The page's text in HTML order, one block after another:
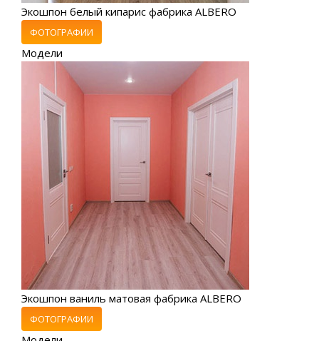
Экошпон белый кипарис фабрика ALBERO
ФОТОГРАФИИ
Модели
Экошпон ваниль матовая фабрика ALBERO
ФОТОГРАФИИ